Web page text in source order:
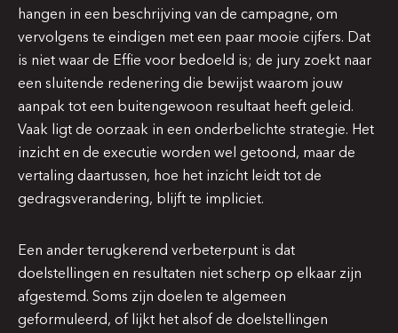
hangen in een beschrijving van de campagne, om
vervolgens te eindigen met een paar mooie cijfers. Dat
is niet waar de Effie voor bedoeld is; de jury zoekt naar
een sluitende redenering die bewijst waarom jouw
aanpak tot een buitengewoon resultaat heeft geleid.
Vaak ligt de oorzaak in een onderbelichte strategie. Het
inzicht en de executie worden wel getoond, maar de
vertaling daartussen, hoe het inzicht leidt tot de
gedragsverandering, blijft te impliciet.
Een ander terugkerend verbeterpunt is dat
doelstellingen en resultaten niet scherp op elkaar zijn
afgestemd. Soms zijn doelen te algemeen
geformuleerd, of lijkt het alsof de doelstellingen